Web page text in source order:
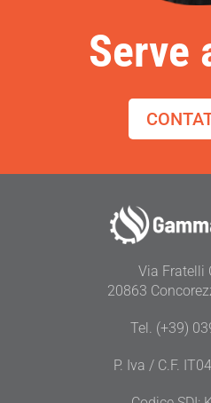
Serve
Via Fratelli
20863
Tel. (+39)
P. Iva / C.F.